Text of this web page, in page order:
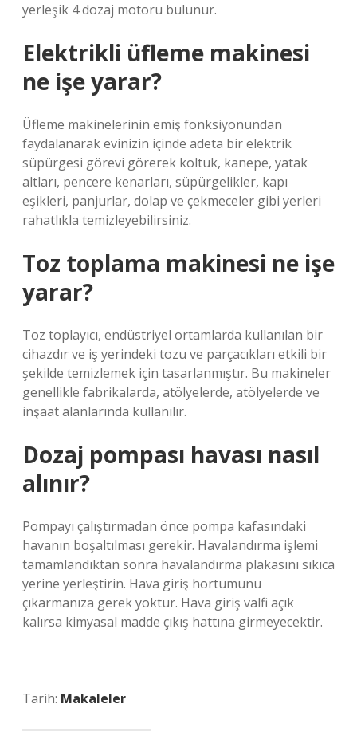
yerleşik 4 dozaj motoru bulunur.
Elektrikli üfleme makinesi
ne işe yarar?
Üfleme makinelerinin emiş fonksiyonundan
faydalanarak evinizin içinde adeta bir elektrik
süpürgesi görevi görerek koltuk, kanepe, yatak
altları, pencere kenarları, süpürgelikler, kapı
eşikleri, panjurlar, dolap ve çekmeceler gibi yerleri
rahatlıkla temizleyebilirsiniz.
Toz toplama makinesi ne işe
yarar?
Toz toplayıcı, endüstriyel ortamlarda kullanılan bir
cihazdır ve iş yerindeki tozu ve parçacıkları etkili bir
şekilde temizlemek için tasarlanmıştır. Bu makineler
genellikle fabrikalarda, atölyelerde, atölyelerde ve
inşaat alanlarında kullanılır.
Dozaj pompası havası nasıl
alınır?
Pompayı çalıştırmadan önce pompa kafasındaki
havanın boşaltılması gerekir. Havalandırma işlemi
tamamlandıktan sonra havalandırma plakasını sıkıca
yerine yerleştirin. Hava giriş hortumunu
çıkarmanıza gerek yoktur. Hava giriş valfi açık
kalırsa kimyasal madde çıkış hattına girmeyecektir.
Tarih: Makaleler